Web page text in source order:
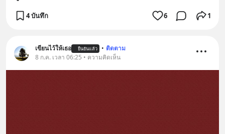
4 บันทึก 6 1
เขียนไว้ให้เธอ ยืนยันแล้ว • ติดตาม
8 ก.ค. เวลา 06:25 • ความคิดเห็น